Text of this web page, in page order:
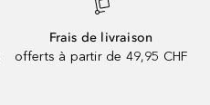
Frais de livraison
offerts à partir de 49,95 CHF